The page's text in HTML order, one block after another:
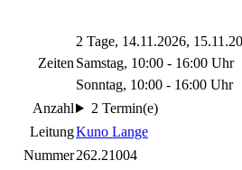
Zeiten
2 Tage, 14.11.2026,
Samstag, 10:00 - 16:00 Uhr
Sonntag, 10:00 - 16:00 Uhr
Anzahl
2 Termin(e)
LeitungKuno Lange
Nummer262.21004